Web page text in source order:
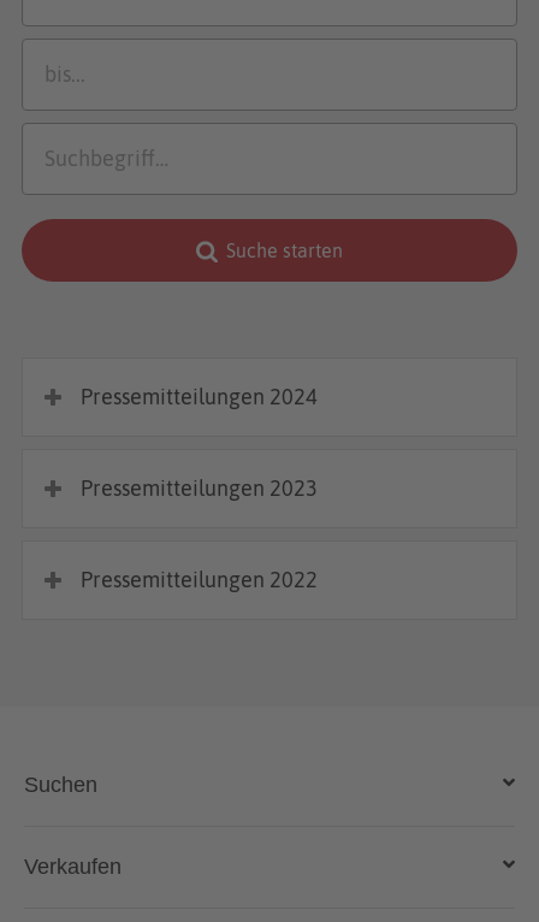
Suche starten
Pressemitteilungen 2024
Pressemitteilungen 2023
Pressemitteilungen 2022
Suchen
Auto kaufen
Verkaufen